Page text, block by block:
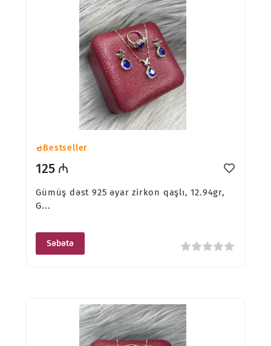
Bestseller
125 ₼
Gümüş dəst 925 əyar zirkon qaşlı, 12.94gr,
G...
Səbətə